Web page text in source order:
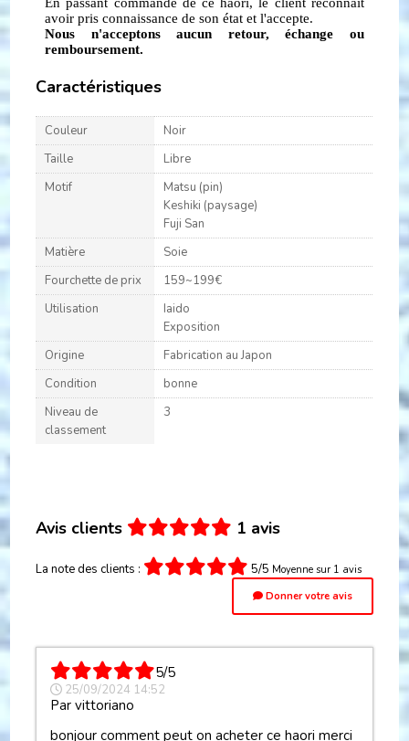
avoir pris connaissance de son état et l'accepte.
Nous n'acceptons aucun retour, échange ou
remboursement.
Caractéristiques
Couleur
Noir
Taille
Libre
Motif
Matsu (pin)
Keshiki (paysage)
Fuji San
Matière
Soie
Fourchette de prix
159~199€
Utilisation
Iaido
Exposition
Origine
Fabrication au Japon
Condition
bonne
Niveau de
classement
3
Avis clients 1 avis
La note des clients : 5/5 Moyenne sur 1 avis
Donner votre avis
5/5
25/09/2024 14:52
Parvittoriano
bonjour comment peut on acheter ce haori merci